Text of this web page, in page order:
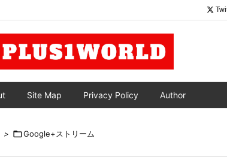
Site Map Privacy Policy Author
> Google+ストリーム